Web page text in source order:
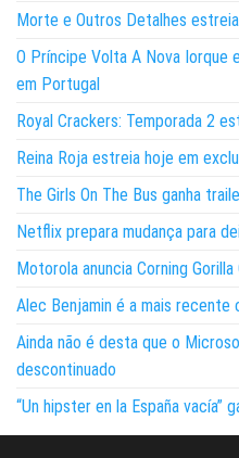
Morte e Outros Detalhes
O Príncipe Volta A Nova Iorque
em Portugal
Royal Crackers: Temporada 2
Reina Roja estreia hoje em
The Girls On The Bus ganha
Netflix prepara mudança para
Motorola anuncia Corning
Alec Benjamin é a mais recente
Ainda não é desta que o
descontinuado
“Un hipster en la España vacía”